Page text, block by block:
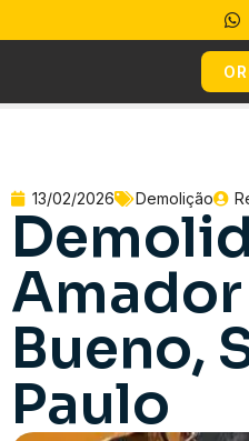
13/02/2026 Demolição
Amador
Bueno,
Paulo